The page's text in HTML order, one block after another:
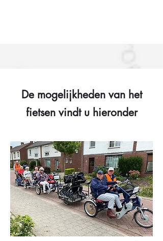
De mogelijkheden van het
fietsen vindt u hieronder